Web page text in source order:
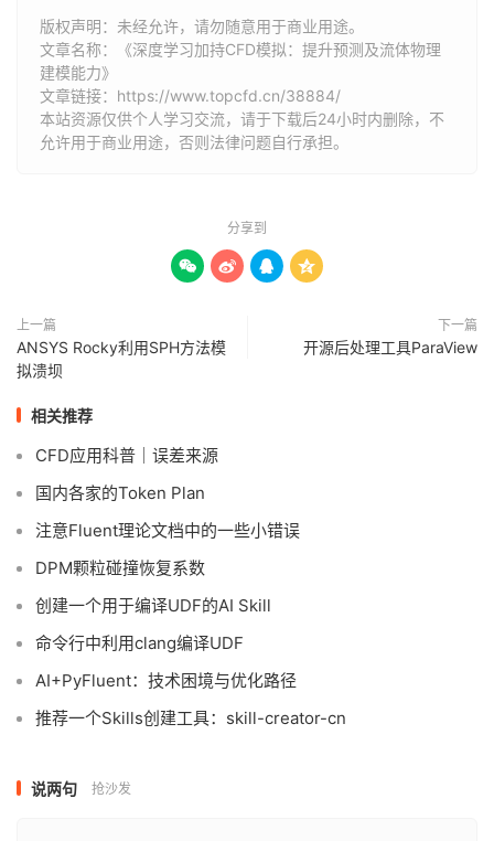
版权声明：未经允许，请勿随意用于商业用途。
文章名称：《深度学习加持CFD模拟：提升预测及流体物理
建模能力》
文章链接： https://www.topcfd.cn/38884/
本站资源仅供个人学习交流，请于下载后24小时内删除，不
允许用于商业用途，否则法律问题自行承担。
分享到
   
上一篇
ANSYS Rocky利用SPH方法模
拟溃坝
下一篇
开源后处理工具ParaView
相关推荐
CFD应用科普｜误差来源
国内各家的Token Plan
注意Fluent理论文档中的一些小错误
DPM颗粒碰撞恢复系数
创建一个用于编译UDF的AI Skill
命令行中利用clang编译UDF
AI+PyFluent：技术困境与优化路径
推荐一个Skills创建工具：skill-creator-cn
说两句 抢沙发